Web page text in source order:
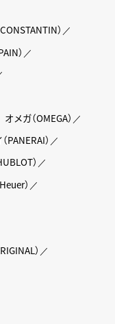
）
）
オメガ（OMEGA）
PANERAI）
）
）
）